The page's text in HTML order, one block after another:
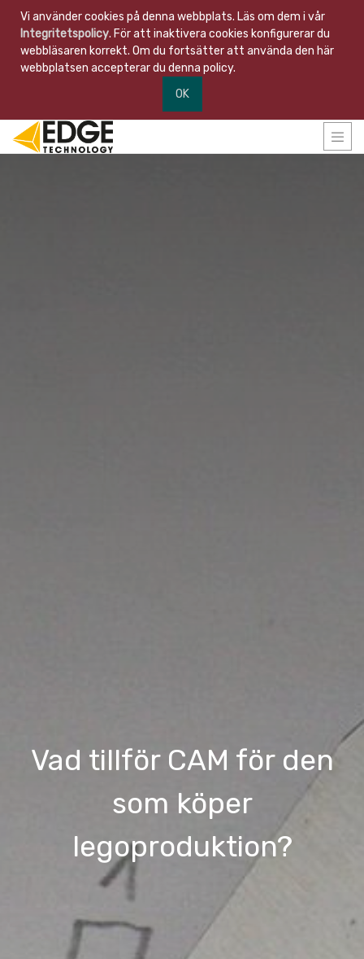
Vi använder cookies på denna webbplats. Läs om dem i vår
Integritetspolicy. För att inaktivera cookies konfigurerar du
webbläsaren korrekt. Om du fortsätter att använda den här
webbplatsen accepterar du denna policy.
OK
Vad tillför CAM för den
som köper
legoproduktion?